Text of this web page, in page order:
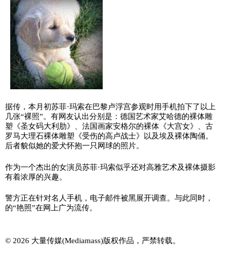
据传，本月初苏菲·玛索在巴黎卢浮宫参观时用手机拍下了以上
几张“裸照”。有网友认出分别是：德国艺术家艾哈德的裸体雕
塑《圣女码大利肋》、法国画家安格尔的裸体《大宫女》、古
罗马大理石裸体雕塑《受伤的高卢战士》以及埃及裸体陶俑。
后者貌似她的爱犬怀抱一只网球的照片。
作为一个杰出的女演员苏菲·玛索似乎还对高雅艺术及裸体摄影
有着浓厚的兴趣。
警方正在针对名人手机，电子邮件被黑展开调查。与此同时，
的“艳照”在网上广为流传。
© 2026 大量传媒(Mediamass)版权作品，严禁转载。